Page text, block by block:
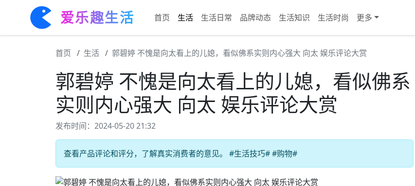
爱乐趣生活 首页 生活 生活日常 品牌动态 生活知识 生活时尚 更多
首页 生活 郭碧婷 不愧是向太看上的儿媳，看似佛系实则内心强大 向太 娱乐评论大赏
郭碧婷 不愧是向太看上的儿媳，看似佛系
实则内心强大 向太 娱乐评论大赏
发布时间：2024-05-20 21:32
查看产品评论和评分，了解真实消费者的意见。 #生活技巧# #购物#